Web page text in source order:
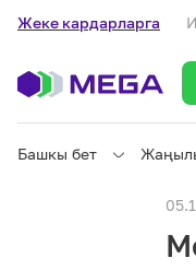
Жеке кардарларга
Жеке кардарларга
Башкы бет